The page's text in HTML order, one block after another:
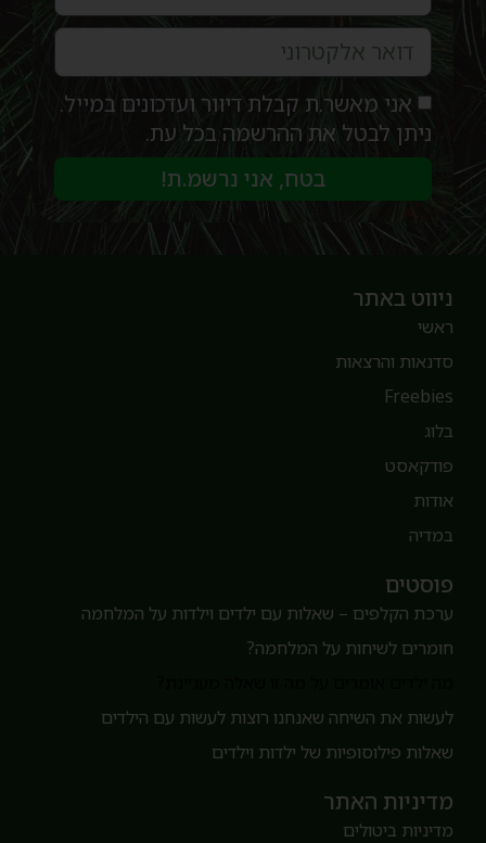
אני מאשר.ת קבלת דיוור ועדכונים במייל.
ניתן לבטל את ההרשמה בכל עת.
בטח, אני נרשמ.ת!
ניווט באתר
ראשי
סדנאות והרצאות
Freebies
פודקאסט
אודות
במדיה
פוסטים
ערכת הקלפים – שאלות עם ילדים וילדות על המלחמה
חומרים לשיחות על המלחמה?
לעשות את השיחה שאנחנו רוצות לעשות עם הילדים
שאלות פילוסופיות של ילדות וילדים
מדיניות האתר
מדיניות ביטולים